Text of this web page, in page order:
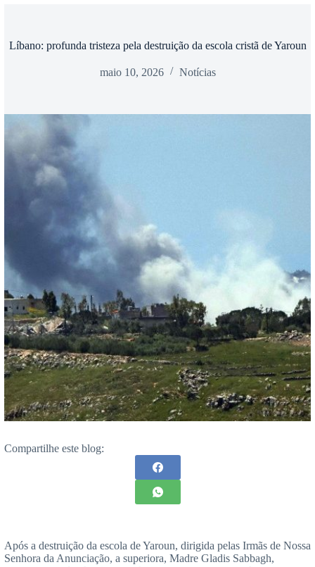
Líbano: profunda tristeza pela destruição da escola cristã de Yaroun
maio 10, 2026 Notícias
Compartilhe este blog:
Após a destruição da escola de Yaroun, dirigida pelas Irmãs de Nossa
Senhora da Anunciação, a superiora, Madre Gladis Sabbagh,